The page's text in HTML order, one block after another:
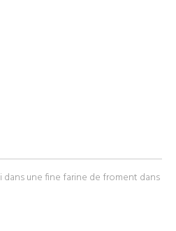
une fine farine de froment dans